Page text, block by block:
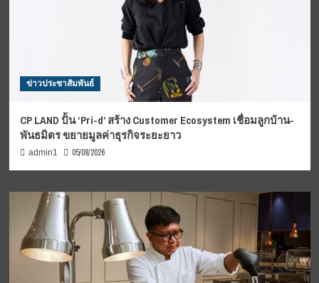
ข่าวประชาสัมพันธ์
CP LAND ปั้น ‘Pri-d’ สร้าง Customer Ecosystem เชื่อมลูกบ้าน-
พันธมิตร ขยายมูลค่าธุรกิจระยะยาว
admin1 05/08/2026